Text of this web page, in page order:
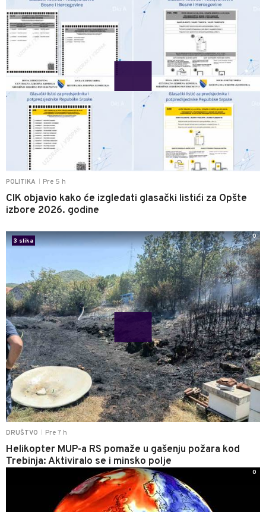
POLITIKA Pre 5 h
CIK objavio kako će izgledati glasački listići za Opšte
izbore 2026. godine
DRUŠTVO Pre 7 h
Helikopter MUP-a RS pomaže u gašenju požara kod
Trebinja: Aktiviralo se i minsko polje
3 slika
0
0